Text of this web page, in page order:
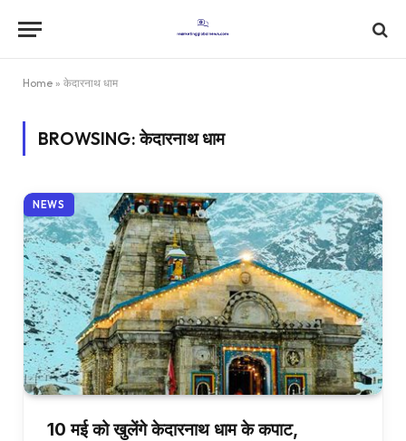
Home » केदारनाथ धाम
BROWSING:केदारनाथ धाम
NEWS
10 मई को खुलेंगे केदारनाथ धाम के कपाट,